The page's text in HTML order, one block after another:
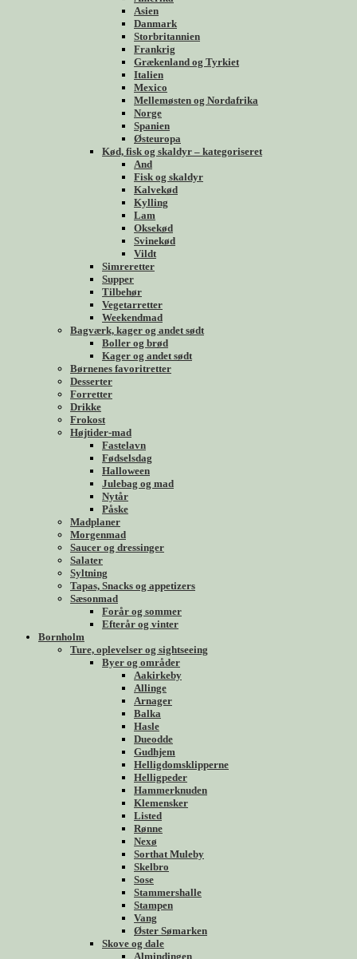
Asien
Danmark
Storbritannien
Frankrig
Grækenland og Tyrkiet
Italien
Mexico
Mellemøsten og Nordafrika
Norge
Spanien
Østeuropa
Kød, fisk og skaldyr – kategoriseret
And
Fisk og skaldyr
Kalvekød
Kylling
Lam
Oksekød
Svinekød
Vildt
Simreretter
Supper
Tilbehør
Vegetarretter
Weekendmad
Bagværk, kager og andet sødt
Boller og brød
Kager og andet sødt
Børnenes favoritretter
Desserter
Forretter
Drikke
Frokost
Højtider-mad
Fastelavn
Fødselsdag
Halloween
Julebag og mad
Nytår
Påske
Madplaner
Morgenmad
Saucer og dressinger
Salater
Syltning
Tapas, Snacks og appetizers
Sæsonmad
Forår og sommer
Efterår og vinter
Bornholm
Ture, oplevelser og sightseeing
Byer og områder
Aakirkeby
Allinge
Arnager
Balka
Hasle
Dueodde
Gudhjem
Helligdomsklipperne
Helligpeder
Hammerknuden
Klemensker
Listed
Rønne
Nexø
Sorthat Muleby
Skelbro
Sose
Stammershalle
Stampen
Vang
Øster Sømarken
Skove og dale
Almindingen